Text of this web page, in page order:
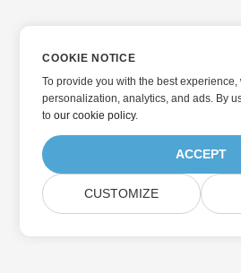
COOKIE NOTICE
To provide you with the best
personalization, analytics, and ads. By
toour cookie policy.
ACCEPT
CUSTOMIZE